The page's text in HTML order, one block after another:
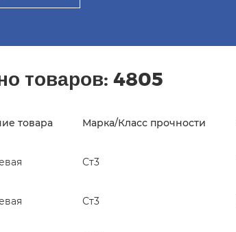
товаров: 4805
товара Марка/Класс прочности
Ст3
Ст3